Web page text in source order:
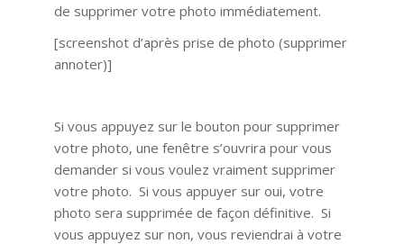
de supprimer votre photo immédiatement.
[screenshot d’après prise de photo (supprimer
annoter)]
Si vous appuyez sur le bouton pour supprimer
votre photo, une fenêtre s’ouvrira pour vous
demander si vous voulez vraiment supprimer
votre photo. Si vous appuyer sur oui, votre
photo sera supprimée de façon définitive. Si
vous appuyez sur non, vous reviendrai à votre